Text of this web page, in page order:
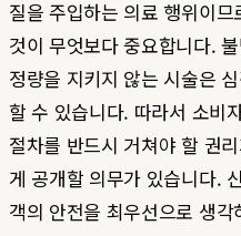
질을 주입하는 의료 행위이
것이 무엇보다 중요합니다.
정량을 지키지 않는 시술은
할 수 있습니다. 따라서 소비
절차를 반드시 거쳐야 할 권
게 공개할 의무가 있습니다.
객의 안전을 최우선으로 생